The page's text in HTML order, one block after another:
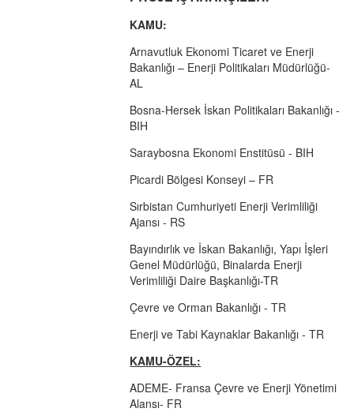
KAMU:
Arnavutluk Ekonomi Ticaret ve Enerji
Bakanlığı – Enerji Politikaları Müdürlüğü-
AL
Bosna-Hersek İskan Politikaları Bakanlığı -
BIH
Saraybosna Ekonomi Enstitüsü - BIH
Picardi Bölgesi Konseyi – FR
Sırbistan Cumhuriyeti Enerji Verimliliği
Ajansı - RS
Bayındırlık ve İskan Bakanlığı, Yapı İşleri
Genel Müdürlüğü, Binalarda Enerji
Verimliliği Daire Başkanlığı-TR
Çevre ve Orman Bakanlığı - TR
Enerji ve Tabi Kaynaklar Bakanlığı - TR
KAMU-ÖZEL:
ADEME- Fransa Çevre ve Enerji Yönetimi
Alansı- FR